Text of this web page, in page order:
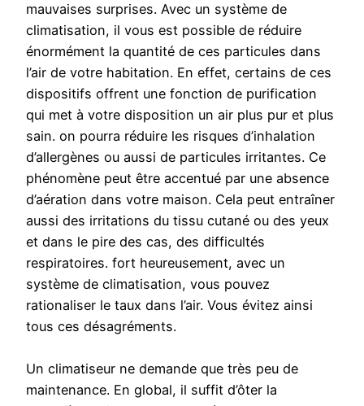
mauvaises surprises. Avec un système de
climatisation, il vous est possible de réduire
énormément la quantité de ces particules dans
l’air de votre habitation. En effet, certains de ces
dispositifs offrent une fonction de purification
qui met à votre disposition un air plus pur et plus
sain. on pourra réduire les risques d’inhalation
d’allergènes ou aussi de particules irritantes. Ce
phénomène peut être accentué par une absence
d’aération dans votre maison. Cela peut entraîner
aussi des irritations du tissu cutané ou des yeux
et dans le pire des cas, des difficultés
respiratoires. fort heureusement, avec un
système de climatisation, vous pouvez
rationaliser le taux dans l’air. Vous évitez ainsi
tous ces désagréments.
Un climatiseur ne demande que très peu de
maintenance. En global, il suffit d’ôter la